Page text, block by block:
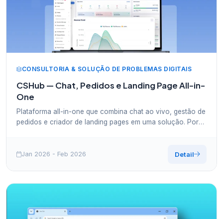
CONSULTORIA & SOLUÇÃO DE PROBLEMAS DIGITAIS
CSHub — Chat, Pedidos e Landing Page All-in-
One
Plataforma all-in-one que combina chat ao vivo, gestão de
pedidos e criador de landing pages em uma solução. Por
Jan 2026 - Feb 2026 Detail